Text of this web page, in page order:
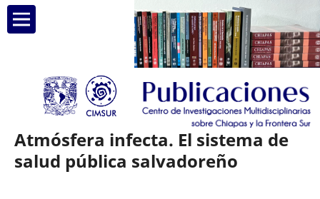
Atmósfera infecta. El sistema de
salud pública salvadoreño